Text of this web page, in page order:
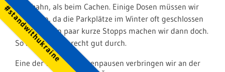
#standwithukraine
Autobahn, als beim Cachen. Einige Dosen müssen wir
auslassen, da die Parkplätze im Winter oft geschlossen
sind, aber ein paar kurze Stopps machen wir dann doch.
So kommen wir recht gut durch.
Eine der wenigen Regenpausen verbringen wir an der